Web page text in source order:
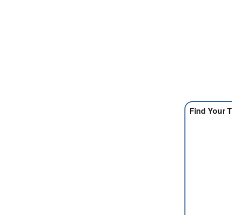
Find Your